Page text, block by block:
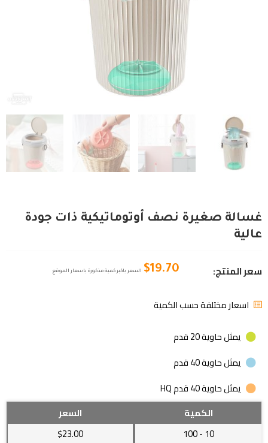
غسالة صغيرة نصف أوتوماتيكية ذات جودة
عالية
سعر المنتج: $19.70 السعر باكبر كمية مذكورة باسعار الموقع
اسعار مختلفة حسب الكمية
يمثل حاوية 20 قدم
يمثل حاوية 40 قدم
يمثل حاوية 40 قدم HQ
الكمية
السعر
10
- 100
$23.00
غسالة
صغيرة